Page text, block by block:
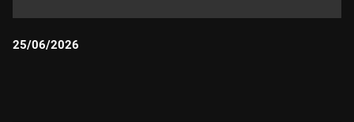
25/06/2026